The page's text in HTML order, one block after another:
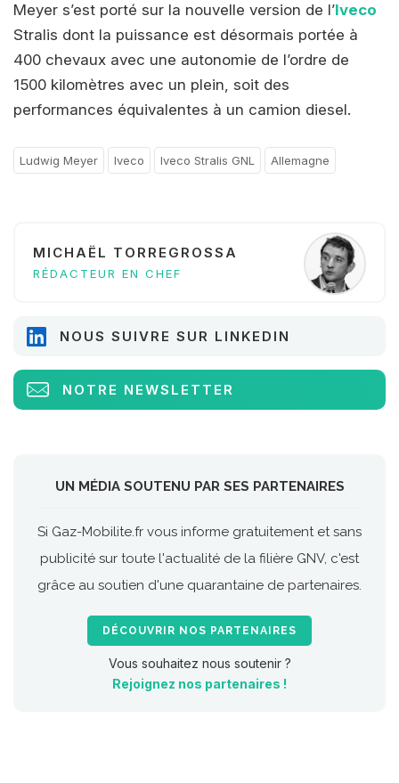
Meyer s’est porté sur la nouvelle version de l’Iveco
Stralis dont la puissance est désormais portée à
400 chevaux avec une autonomie de l’ordre de
1500 kilomètres avec un plein, soit des
performances équivalentes à un camion diesel.
Ludwig Meyer Iveco Iveco Stralis GNL Allemagne
MICHAËL TORREGROSSA
RÉDACTEUR EN CHEF
NOUS SUIVRE SUR LINKEDIN
NOTRE NEWSLETTER
UN MÉDIA SOUTENU PAR SES PARTENAIRES
Si Gaz-Mobilite.fr vous informe gratuitement et sans
publicité sur toute l'actualité de la filière GNV, c'est
grâce au soutien d'une quarantaine de partenaires.
DÉCOUVRIR NOS PARTENAIRES
Vous souhaitez nous soutenir ?
Rejoignez nos partenaires !